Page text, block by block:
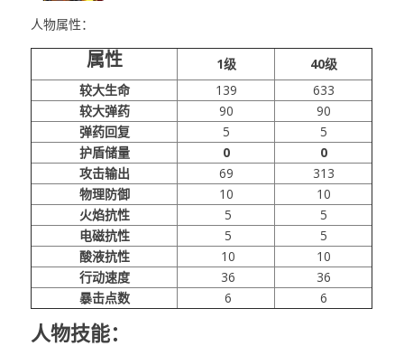
人物属性：
属性 1级
40级
较大生命
139
633
较大弹药
90
90
弹药回复
5
5
护盾储量
0
0
攻击输出
69
313
物理防御
10
10
火焰抗性
5
5
电磁抗性
5
5
酸液抗性
10
10
行动速度
36
36
暴击点数
6 6
人物技能：